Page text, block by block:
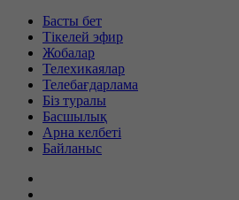
Басты бет
Тікелей эфир
Жобалар
Телехикаялар
Телебағдарлама
Біз туралы
Басшылық
Арна келбеті
Байланыс